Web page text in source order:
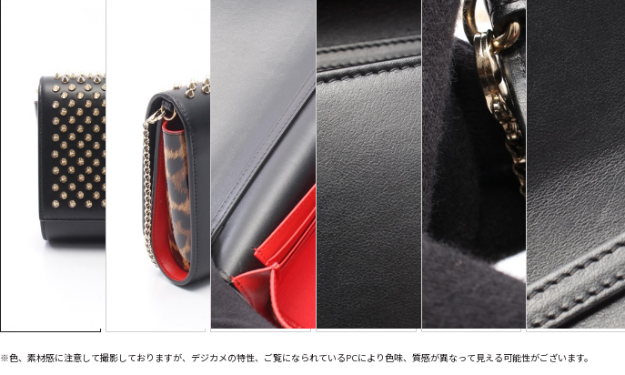
SOLD OUT
※色、素材感に注意して撮影しておりますが、デジカメの特性、ご覧になられているPCにより色味、質感が異なって見える可能性がございます。